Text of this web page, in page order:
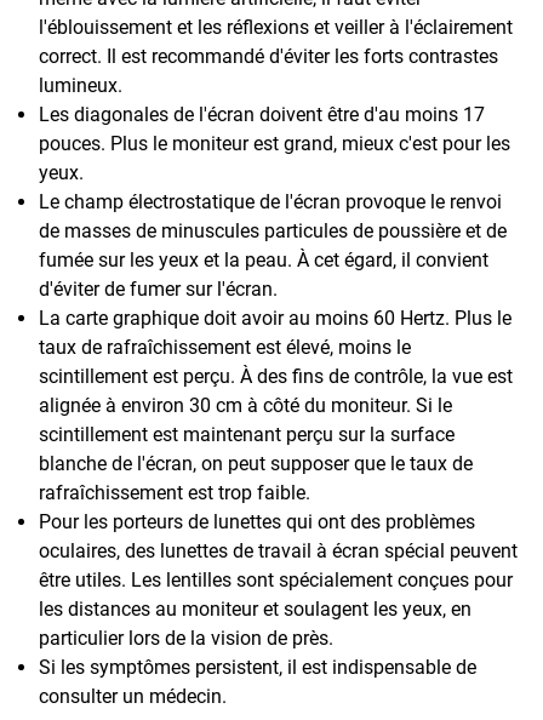
l'éblouissement et les réflexions et veiller à l'éclairement
correct. Il est recommandé d'éviter les forts contrastes
lumineux.
Les diagonales de l'écran doivent être d'au moins 17
pouces. Plus le moniteur est grand, mieux c'est pour les
yeux.
Le champ électrostatique de l'écran provoque le renvoi
de masses de minuscules particules de poussière et de
fumée sur les yeux et la peau. À cet égard, il convient
d'éviter de fumer sur l'écran.
La carte graphique doit avoir au moins 60 Hertz. Plus le
taux de rafraîchissement est élevé, moins le
scintillement est perçu. À des fins de contrôle, la vue est
alignée à environ 30 cm à côté du moniteur. Si le
scintillement est maintenant perçu sur la surface
blanche de l'écran, on peut supposer que le taux de
rafraîchissement est trop faible.
Pour les porteurs de lunettes qui ont des problèmes
oculaires, des lunettes de travail à écran spécial peuvent
être utiles. Les lentilles sont spécialement conçues pour
les distances au moniteur et soulagent les yeux, en
particulier lors de la vision de près.
Si les symptômes persistent, il est indispensable de
consulter un médecin.